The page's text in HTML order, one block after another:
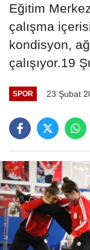
Eğitim
çalışma
kondisyon,
çalışıyor.19
SPOR 23 Şubat